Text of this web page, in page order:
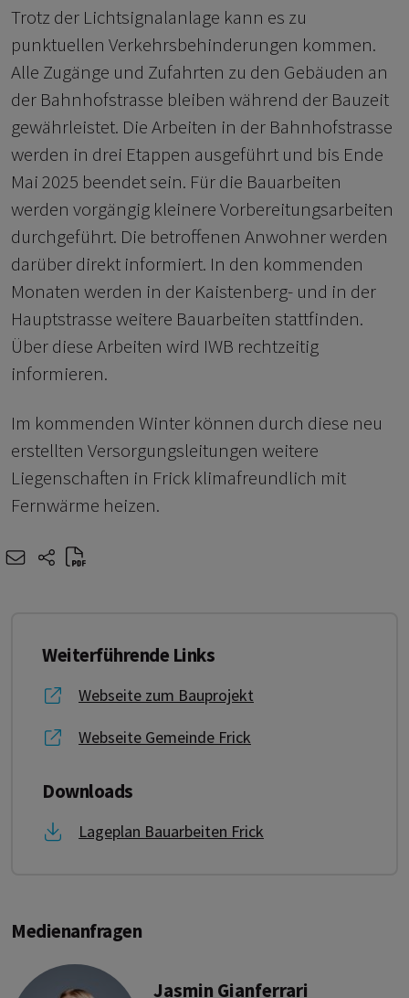
Trotz der Lichtsignalanlage kann es zu
punktuellen Verkehrsbehinderungen kommen.
Alle Zugänge und Zufahrten zu den Gebäuden an
der Bahnhofstrasse bleiben während der Bauzeit
gewährleistet. Die Arbeiten in der Bahnhofstrasse
werden in drei Etappen ausgeführt und bis Ende
Mai 2025 beendet sein. Für die Bauarbeiten
werden vorgängig kleinere Vorbereitungsarbeiten
durchgeführt. Die betroffenen Anwohner werden
darüber direkt informiert. In den kommenden
Monaten werden in der Kaistenberg- und in der
Hauptstrasse weitere Bauarbeiten stattfinden.
Über diese Arbeiten wird IWB rechtzeitig
informieren.
Im kommenden Winter können durch diese neu
erstellten Versorgungsleitungen weitere
Liegenschaften in Frick klimafreundlich mit
Fernwärme heizen.
e-mailshare-icons
Weiterführende Links
Link zu Webseite zum Bauprojekt
Webseite zum Bauprojekt
Link zu Webseite Gemeinde Frick
Webseite Gemeinde Frick
Downloads
Link zu Lageplan Bauarbeiten Frick
Lageplan Bauarbeiten Frick
Medienanfragen
Jasmin Gianferrari